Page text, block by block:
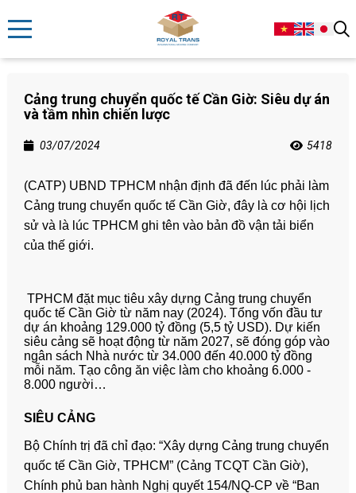
Cảng trung chuyển quốc tế Cần Giờ: Siêu dự án
và tầm nhìn chiến lược
03/07/2024 5418
(CATP) UBND TPHCM nhận định đã đến lúc phải làm
Cảng trung chuyển quốc tế Cần Giờ, đây là cơ hội lịch
sử và là lúc TPHCM ghi tên vào bản đồ vận tải biển
của thế giới.
TPHCM đặt mục tiêu xây dựng Cảng trung chuyển
quốc tế Cần Giờ từ năm nay (2024). Tổng vốn đầu tư
dự án khoảng 129.000 tỷ đồng (5,5 tỷ USD). Dự kiến
siêu cảng sẽ hoạt động từ năm 2027, sẽ đóng góp vào
ngân sách Nhà nước từ 34.000 đến 40.000 tỷ đồng
mỗi năm. Tạo công ăn việc làm cho khoảng 6.000 -
8.000 người…
SIÊU CẢNG
Bộ Chính trị đã chỉ đạo: “Xây dựng Cảng trung chuyển
quốc tế Cần Giờ, TPHCM” (Cảng TCQT Cần Giờ),
Chính phủ ban hành Nghị quyết 154/NQ-CP về “Ban